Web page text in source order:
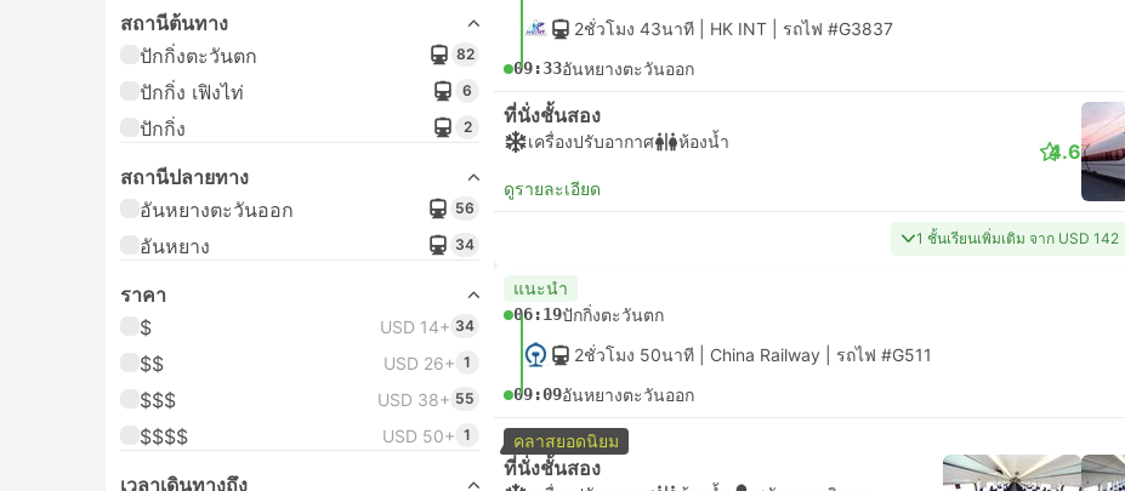
สถานีต้นทาง
ปักกิ่งตะวันตก
82
ปักกิ่ง เฟิงไท่ 6
ปักกิ่ง 2
สถานีปลายทาง
อันหยางตะวันออก
56
อันหยาง 34
ราคา
$
USD 14+ 34
$$ USD 26+ 1
$$$ USD 38+ 55
$$$$ USD 50+ 1
เวลาเดินทางถึง
2ชั่วโมง 43นาที | HK INT รถไฟ #G3837
09:33อันหยางตะวันออก
ที่นั่งชั้นสอง
เครื่องปรับอากาศ ห้องน้ำ
ดูรายละเอียด
4.6
1 ชั้นเรียนเพิ่มเติม จาก USD 142
แนะนำ
06:19ปักกิ่งตะวันตก
2ชั่วโมง 50นาที | China Railway รถไฟ #G511
09:09อันหยางตะวันออก
คลาสยอดนิยม
ที่นั่งชั้นสอง